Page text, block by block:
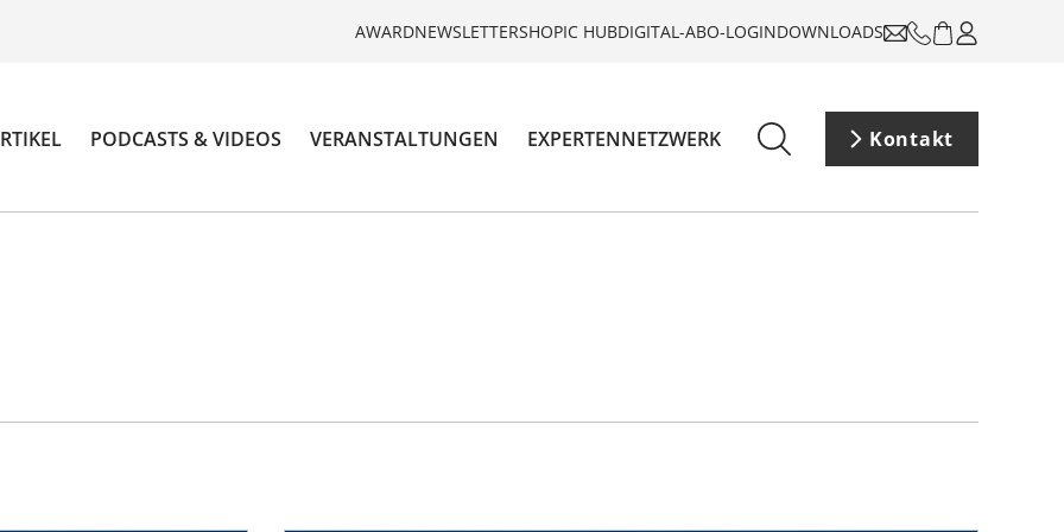
AWARDNEWSLETTERSHOPIC HUBDIGITAL-ABO-LOGINDOWNLOADS
PODCASTS & VIDEOS VERANSTALTUNGEN EXPERTENNETZWERK Kontakt